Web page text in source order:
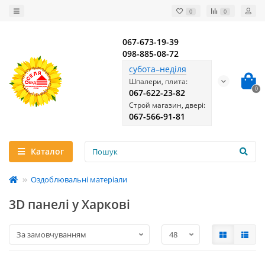
0 0
067-673-19-39
098-885-08-72
субота–неділя
Шпалери, плита:
067-622-23-82
Строй магазин, двері:
067-566-91-81
0
Каталог
Оздоблювальні матеріали
3D панелі у Харкові